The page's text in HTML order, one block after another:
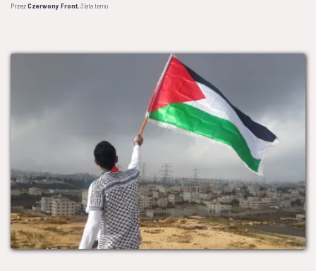
PrzezCzerwony Front,3 latatemu